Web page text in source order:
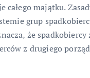
majątku.
grup
że spadkobiercy
z drugiego